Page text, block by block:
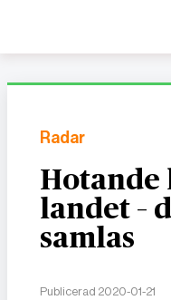
Radar
Hotande
landet –
samlas
Publicerad 2020-01-21